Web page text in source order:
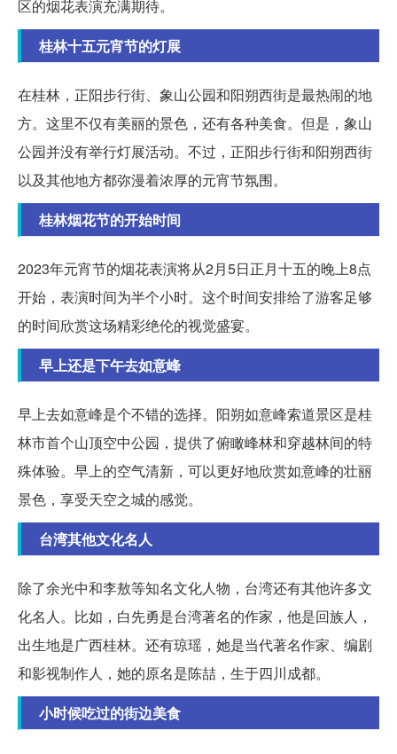
区的烟花表演充满期待。
桂林十五元宵节的灯展
在桂林，正阳步行街、象山公园和阳朔西街是最热闹的地
方。这里不仅有美丽的景色，还有各种美食。但是，象山
公园并没有举行灯展活动。不过，正阳步行街和阳朔西街
以及其他地方都弥漫着浓厚的元宵节氛围。
桂林烟花节的开始时间
2023年元宵节的烟花表演将从2月5日正月十五的晚上8点
开始，表演时间为半个小时。这个时间安排给了游客足够
的时间欣赏这场精彩绝伦的视觉盛宴。
早上还是下午去如意峰
早上去如意峰是个不错的选择。阳朔如意峰索道景区是桂
林市首个山顶空中公园，提供了俯瞰峰林和穿越林间的特
殊体验。早上的空气清新，可以更好地欣赏如意峰的壮丽
景色，享受天空之城的感觉。
台湾其他文化名人
除了余光中和李敖等知名文化人物，台湾还有其他许多文
化名人。比如，白先勇是台湾著名的作家，他是回族人，
出生地是广西桂林。还有琼瑶，她是当代著名作家、编剧
和影视制作人，她的原名是陈喆，生于四川成都。
小时候吃过的街边美食